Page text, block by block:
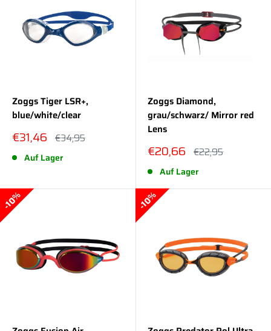
Zoggs Tiger LSR+,
blue/white/clear
Sonderpreis
€31,46 Normalpreis
€34,95
Auf Lager
Zoggs Diamond,
grau/schwarz/ Mirror red
Lens
Sonderpreis
€20,66 Normalpreis
€22,95
Auf Lager
10% 10%